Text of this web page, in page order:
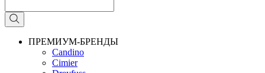
ПРЕМИУМ-БРЕНДЫ
Candino
Cimier